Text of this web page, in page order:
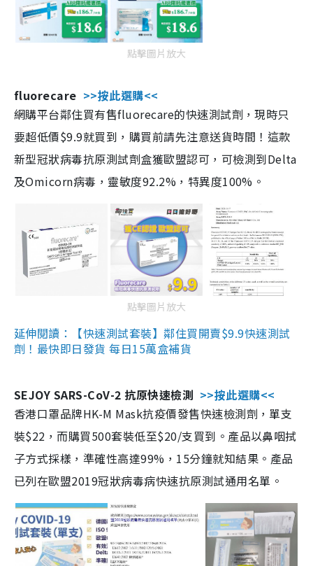
點擊圖片放大
fluorecare >>按此選購<<
網購平台鄰住買有售fluorecare的快速測試劑，現時只
要超低價$9.9就買到，購買前請先注意送貨時間！這款
新型冠狀病毒抗原測試劑盒獲歐盟認可，可檢測到Delta
及Omicorn病毒，靈敏度92.2%，特異度100%。
點擊圖片放大
延伸閱讀：【快速測試套裝】鄰住買開賣$9.9快速測試
劑！最快即日發貨 每日15萬盒補貨
SEJOY SARS-CoV-2 抗原快速檢測 >>按此選購<<
香港口罩品牌HK-M Mask抗疫價發售快速檢測劑，單支
裝$22，而購買500套裝低至$20/支買到。產品以鼻咽拭
子方式採樣，準確性高達99%，15分鐘就知結果。產品
已列在歐盟2019冠狀病毒病快速抗原測試通用名單。